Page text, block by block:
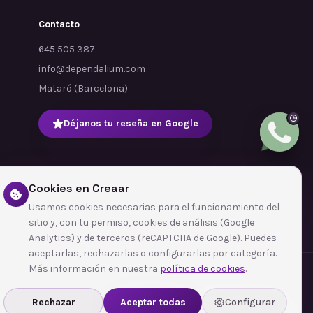
Contacto
645 505 387
info@dependalium.com
Mataró (Barcelona)
Déjanos tu reseña en Google
Cookies en Creaar
Usamos cookies necesarias para el funcionamiento del
sitio y, con tu permiso, cookies de análisis (Google
Analytics) y de terceros (reCAPTCHA de Google). Puedes
aceptarlas, rechazarlas o configurarlas por categoría.
Más información en nuestra política de cookies.
Rechazar Aceptar todas Configurar